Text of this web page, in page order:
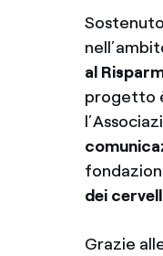
al
progetto
dei
Grazie